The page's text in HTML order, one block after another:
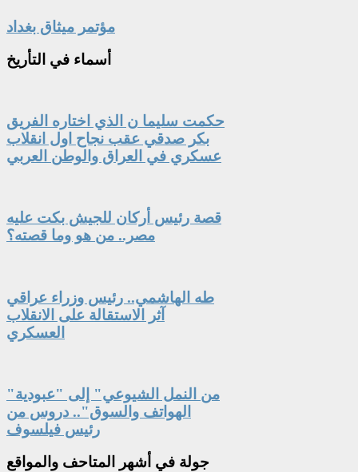
مؤتمر ميثاق بغداد
أسماء في التأريخ
حكمت سليما ن الذي اختاره الفريق
بكر صدقي عقب نجاح اول انقلاب
عسكري في العراق والوطن العربي
قصة رئيس أركان للجيش بكت عليه
مصر.. من هو وما قصته؟
طه الهاشمي.. رئيس وزراء عراقي
آثر الاستقالة على الانقلاب
العسكري
"من النمل الشيوعي" إلى "عبودية
الهواتف والسوق".. دروس من
رئيس فيلسوف
جولة في أشهر المتاحف والمواقع